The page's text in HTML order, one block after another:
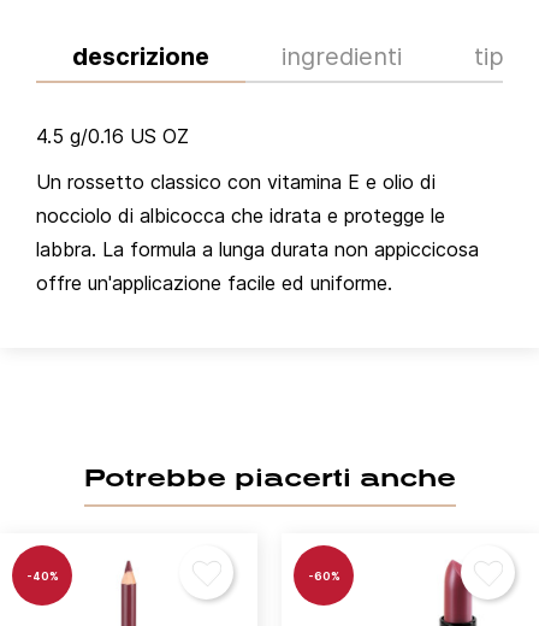
descrizione ingredienti tips
4.5 g/0.16 US OZ
Un rossetto classico con vitamina E e olio di
nocciolo di albicocca che idrata e protegge le
labbra. La formula a lunga durata non appiccicosa
offre un'applicazione facile ed uniforme.
Potrebbe piacerti anche
-40% -60%